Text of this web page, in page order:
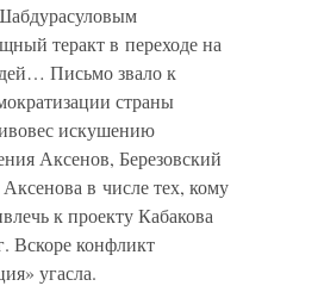
теракт в переходе на
Письмо звало к
страны
искушению
Аксенов, Березовский
в числе тех, кому
к проекту Кабакова
Вскоре конфликт
угасла.